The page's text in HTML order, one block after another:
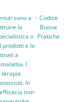
sono a
la
o
prodotti e le
a
I
In
non
- Codice
Buone
Pratiche